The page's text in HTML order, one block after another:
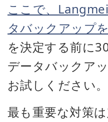
ここで、
タバックアップ
を決定する前に
データバックア
お試しください。
最も重要な対策